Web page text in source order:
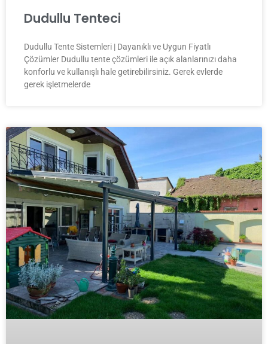
Dudullu Tenteci
Dudullu Tente Sistemleri | Dayanıklı ve Uygun Fiyatlı
Çözümler Dudullu tente çözümleri ile açık alanlarınızı daha
konforlu ve kullanışlı hale getirebilirsiniz. Gerek evlerde
gerek işletmelerde